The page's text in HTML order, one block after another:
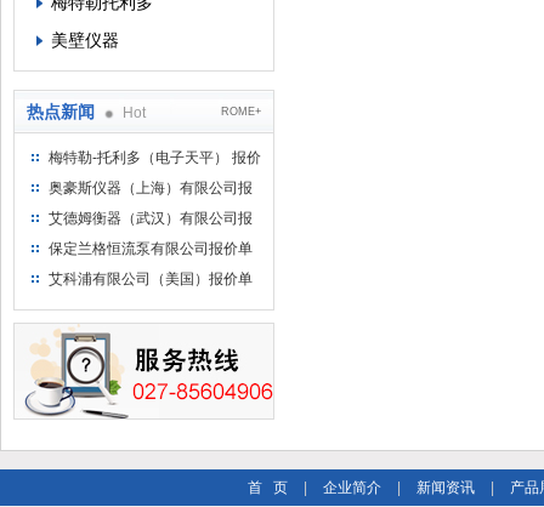
美壁仪器
热点新闻 Hot ROME+
梅特勒-托利多（电子天平） 报价
单
奥豪斯仪器（上海）有限公司报
价单
艾德姆衡器（武汉）有限公司报
价单
保定兰格恒流泵有限公司报价单
艾科浦有限公司（美国）报价单
首 页 企业简介 新闻资讯 产品